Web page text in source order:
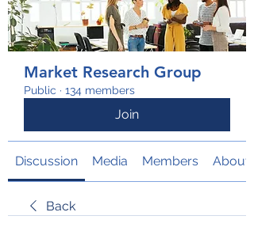
Market Research Group
Public · 134 members
Join
Discussion Media Members About
Back